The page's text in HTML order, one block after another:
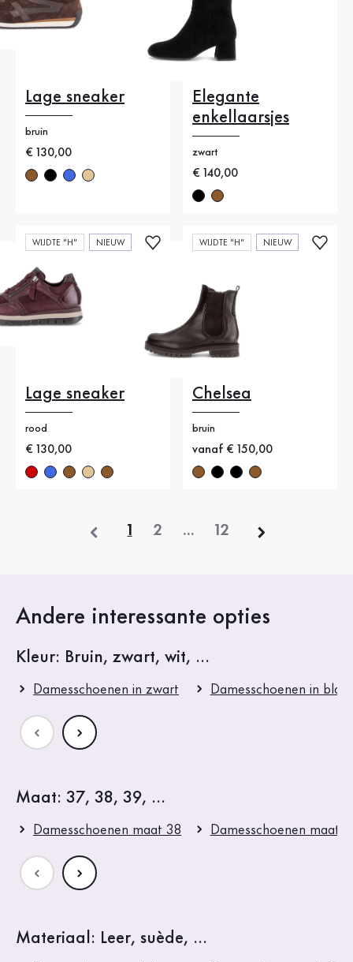
Lage sneaker
bruin
Nieuwe prijs
€ 130,00
Elegante
enkellaarsjes
zwart
Nieuwe prijs
€ 140,00
WIJDTE "H" NIEUW
Lage sneaker
rood
Nieuwe prijs
€ 130,00
WIJDTE "H" NIEUW
Chelsea
bruin
Nieuwe prijs
vanaf € 150,00
2 ... 12
Andere interessante opties
Kleur: Bruin, zwart, wit, ...
Damesschoenen in zwart Damesschoenen in
Maat: 37, 38, 39, ...
Damesschoenen maat 38 Damesschoenen maat
Materiaal: Leer, suède, ...